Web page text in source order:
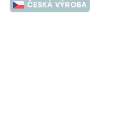
ČESKÁ VÝROBA